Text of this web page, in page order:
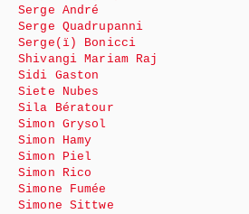
Serge André
Serge Quadrupanni
Serge(ï) Bonicci
Shivangi Mariam Raj
Sidi Gaston
Siete Nubes
Sila Bératour
Simon Grysol
Simon Hamy
Simon Piel
Simon Rico
Simone Fumée
Simone Sittwe